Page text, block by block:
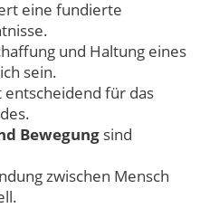
eine fundierte
und Haltung eines
sein.
für das
Bewegung sind
zwischen Mensch